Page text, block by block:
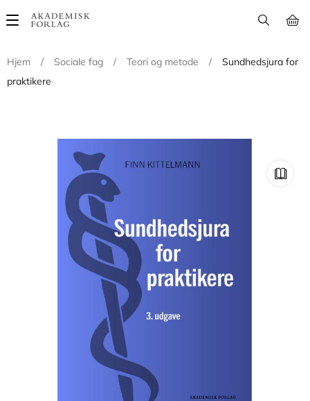
Main
Hjem
/ Sociale fag / Teori og metode /
Sundhedsjura for
praktikere